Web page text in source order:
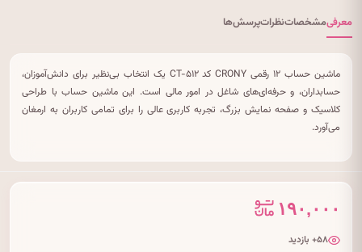
معرفیمشخصاتنظراتپرسش‌ها
ماشین حساب ۱۲ رقمی CRONY کد CT-۵۱۲ یک انتخاب بی‌نظیر برای دانش‌آموزان،
حسابداران، و حرفه‌ای‌های شاغل در امور مالی است. این ماشین حساب با طراحی
کلاسیک و صفحه نمایش بزرگ، تجربه‌ کاربری عالی را برای تمامی کاربران به ارمغان
می‌آورد.
۱۹۰,۰۰۰
۵۸+ بازدید